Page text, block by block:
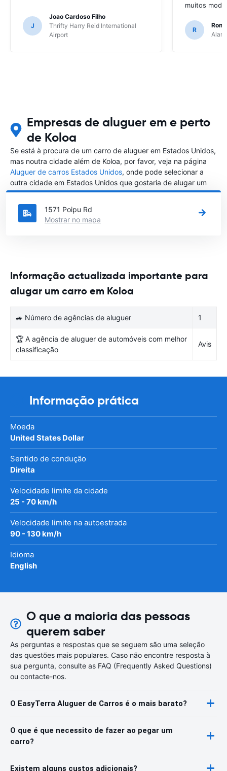
J
Joao Cardoso Filho
Thrifty Harry Reid International
Airport
muitos
R
Empresas de aluguer em e perto
de Koloa
Se está à procura de um carro de aluguer em Estados Unidos,
mas noutra cidade além de Koloa, por favor, veja na página
Aluguer de carros Estados Unidos, onde pode selecionar a
outra cidade em Estados Unidos que gostaria de alugar um
carro
1571 Poipu Rd
Mostrar no mapa
Informação actualizada importante para
alugar um carro em Koloa
🚙 Número de agências de aluguer 1
🏆 A agência de aluguer de automóveis com melhor
classificação
Avis
Informação prática
Moeda
United States Dollar
Sentido de condução
Direita
Velocidade limite da cidade
25 - 70 km/h
Velocidade limite na autoestrada
90 - 130 km/h
Idioma
English
O que a maioria das pessoas
querem saber
As perguntas e respostas que se seguem são uma seleção
das questões mais populares. Caso não encontre resposta à
sua pergunta, consulte as FAQ (Frequently Asked Questions)
ou contacte-nos.
O EasyTerra Aluguer de Carros é o mais barato?
O que é que necessito de fazer ao pegar um
carro?
Existem alguns custos adicionais?